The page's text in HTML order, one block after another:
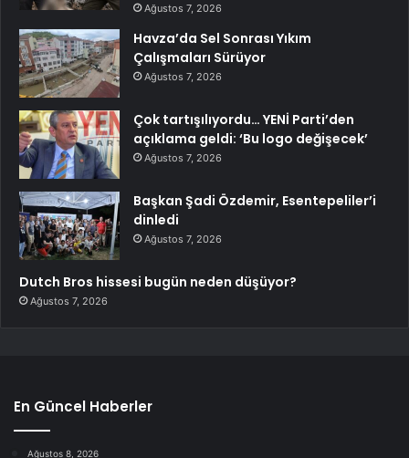
Ağustos 7, 2026
Havza’da Sel Sonrası Yıkım
Çalışmaları Sürüyor
Ağustos 7, 2026
Çok tartışılıyordu… YENİ Parti’den
açıklama geldi: ‘Bu logo değişecek’
Ağustos 7, 2026
Başkan Şadi Özdemir, Esentepeliler’i
dinledi
Ağustos 7, 2026
Dutch Bros hissesi bugün neden düşüyor?
Ağustos 7, 2026
En Güncel Haberler
Ağustos 8, 2026